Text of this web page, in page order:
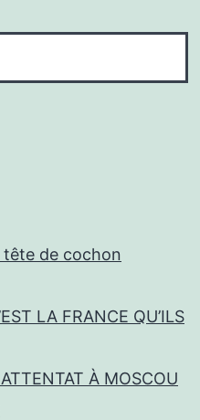
de cochon
LA FRANCE QU’ILS
À MOSCOU